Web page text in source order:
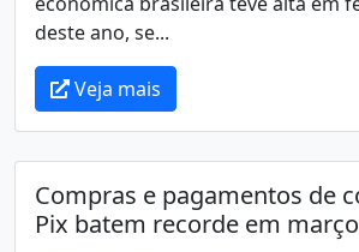
deste ano, se...
Veja mais
Compras e pagamentos de
Pix batem recorde em março